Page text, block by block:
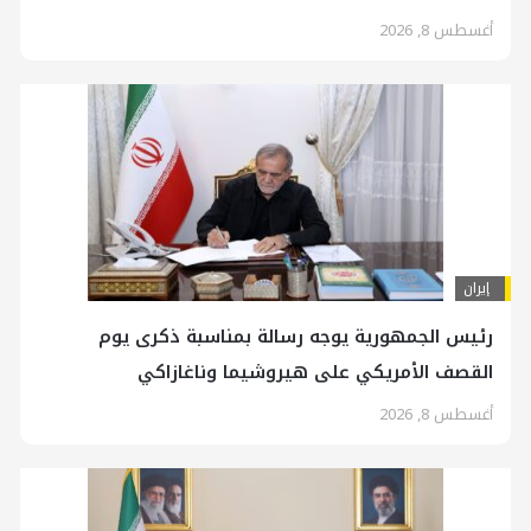
أغسطس 8, 2026
إيران
رئیس الجمهوریة يوجه رسالة بمناسبة ذكرى يوم
القصف الأمريكي على هيروشيما وناغازاكي
أغسطس 8, 2026